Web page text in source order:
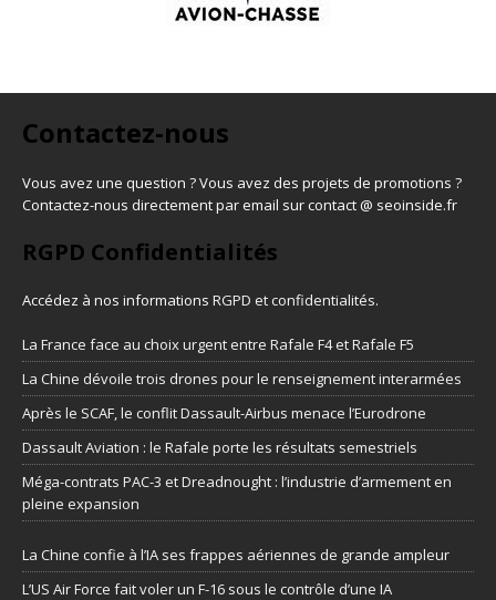
Contactez-nous
Vous avez une question ? Vous avez des projets de promotions ?
Contactez-nous directement par email sur contact @ seoinside.fr
RGPD Confidentialités
Accédez à nos informations RGPD et confidentialités.
La France face au choix urgent entre Rafale F4 et Rafale F5
La Chine dévoile trois drones pour le renseignement interarmées
Après le SCAF, le conflit Dassault-Airbus menace l’Eurodrone
Dassault Aviation : le Rafale porte les résultats semestriels
Méga-contrats PAC-3 et Dreadnought : l’industrie d’armement en
pleine expansion
La Chine confie à l’IA ses frappes aériennes de grande ampleur
L’US Air Force fait voler un F-16 sous le contrôle d’une IA